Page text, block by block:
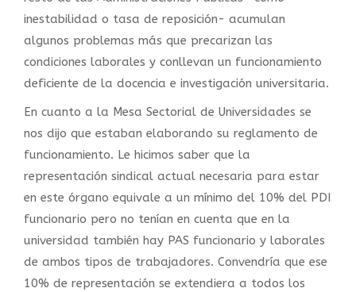
inestabilidad o tasa de reposición- acumulan
algunos problemas más que precarizan las
condiciones laborales y conllevan un funcionamiento
deficiente de la docencia e investigación universitaria.
En cuanto a la Mesa Sectorial de Universidades se
nos dijo que estaban elaborando su reglamento de
funcionamiento. Le hicimos saber que la
representación sindical actual necesaria para estar
en este órgano equivale a un mínimo del 10% del PDI
funcionario pero no tenían en cuenta que en la
universidad también hay PAS funcionario y laborales
de ambos tipos de trabajadores. Convendría que ese
10% de representación se extendiera a todos los